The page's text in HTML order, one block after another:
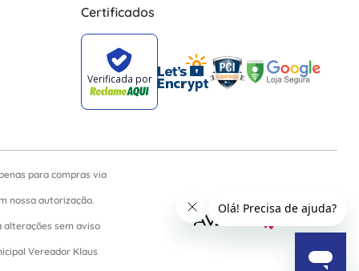
Certificados
para compras via
nossa autorização.
alterações sem aviso
Vereador Klaus